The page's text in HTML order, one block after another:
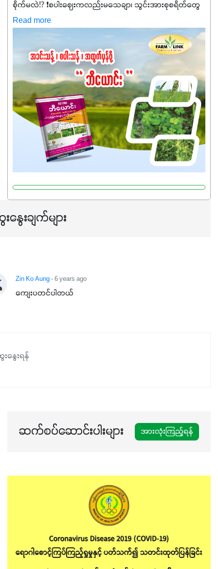
စိုက်မလဲ⁉️ ❗စပါးဈေးကလည်းမသေချာ၊ သွင်းအားစုစရိတ်တွေ
ကလည်း တက်နေတဲ့ဒီလိုအချိန်မှာ သွင်းအားစုဖိုးကို လျှော့ချပြီး
အထွက်နှုန်းကို ထိန်းထားနိုင်မှ ဦးကြီးတို့ အဆင်ပြေမှာနော် ✔️ဒါ
ကြောင့် ကိုယ်သုံးသမျှ ကိုယ့်အတွက်အကျိုးရစေမယ့်
အရည်အသွေးစိတ်ချရတဲ့ သွင်းအားစုပစ္စည်းတွေကိုပဲ ရွေးချယ်
သုံးသင့်ပါတယ်။
Read more
နွေးချက်များ
Zin Ko Aung- 6 years ago
ကျေးပတင်ပါတယ်
နွေးရန်
ဆက်စပ်ဆောင်းပါးများ အားလုံးကြည့်ရန်